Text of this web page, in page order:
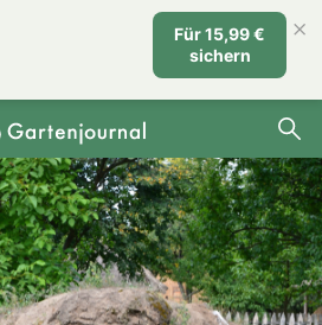
Für 15,99 €
sichern
×